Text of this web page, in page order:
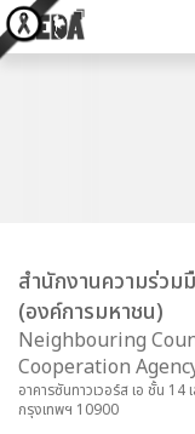
สำนักงานความร่ว
(องค์การมหาชน)
Neighbouring
Cooperation
อาคารซันทาวเวอร์ส เอ ชั้น
กรุงเทพฯ 10900